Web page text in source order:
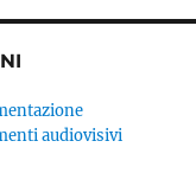
audiovisivi